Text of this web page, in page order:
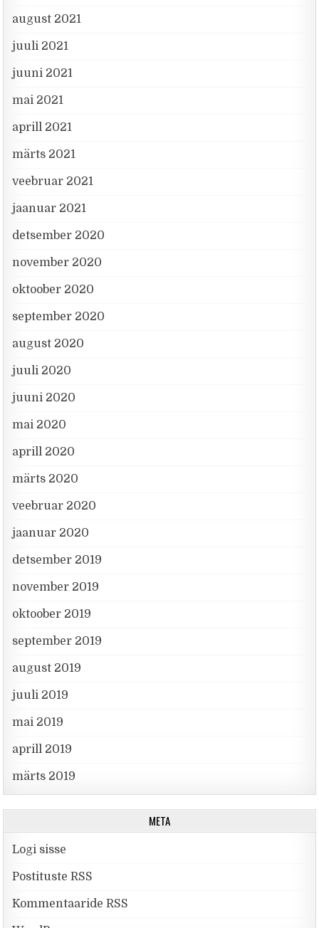
august 2021
juuli 2021
juuni 2021
mai 2021
aprill 2021
märts 2021
veebruar 2021
jaanuar 2021
detsember 2020
november 2020
oktoober 2020
september 2020
august 2020
juuli 2020
juuni 2020
mai 2020
aprill 2020
märts 2020
veebruar 2020
jaanuar 2020
detsember 2019
november 2019
oktoober 2019
september 2019
august 2019
juuli 2019
mai 2019
aprill 2019
märts 2019
META
Logi sisse
Postituste RSS
Kommentaaride RSS